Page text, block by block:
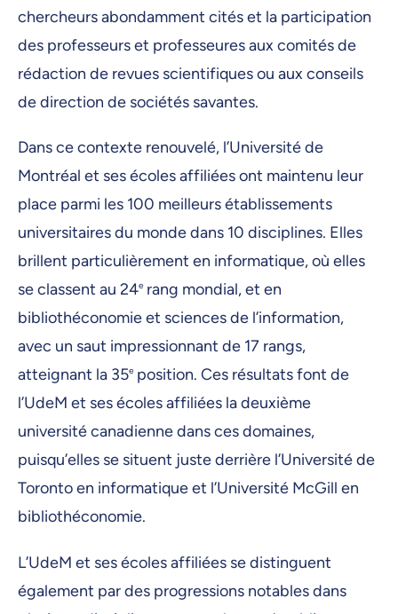
chercheurs abondamment cités et la participation
des professeurs et professeures aux comités de
rédaction de revues scientifiques ou aux conseils
de direction de sociétés savantes.
Dans ce contexte renouvelé, l’Université de
Montréal et ses écoles affiliées ont maintenu leur
place parmi les 100 meilleurs établissements
universitaires du monde dans 10 disciplines. Elles
brillent particulièrement en informatique, où elles
se classent au 24e rang mondial, et en
bibliothéconomie et sciences de l’information,
avec un saut impressionnant de 17 rangs,
atteignant la 35e position. Ces résultats font de
l’UdeM et ses écoles affiliées la deuxième
université canadienne dans ces domaines,
puisqu’elles se situent juste derrière l’Université de
Toronto en informatique et l’Université McGill en
bibliothéconomie.
L’UdeM et ses écoles affiliées se distinguent
également par des progressions notables dans